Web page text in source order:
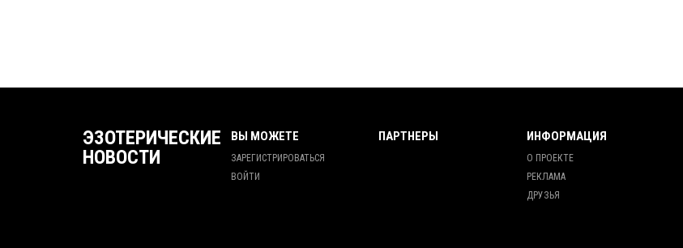
ЭЗОТЕРИЧЕСКИЕ
НОВОСТИ
ВЫ МОЖЕТЕ
ЗАРЕГИСТРИРОВАТЬСЯ
ВОЙТИ
ПАРТНЕРЫ ИНФОРМАЦИЯ
О ПРОЕКТЕ
РЕКЛАМА
ДРУЗЬЯ